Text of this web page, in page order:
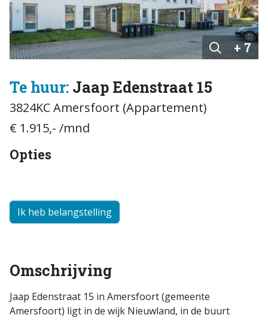
+ 7
Te huur: Jaap Edenstraat 15
3824KC Amersfoort (Appartement)
€ 1.915,- /mnd
Opties
Ik heb belangstelling
Omschrijving
Jaap Edenstraat 15 in Amersfoort (gemeente
Amersfoort) ligt in de wijk Nieuwland, in de buurt